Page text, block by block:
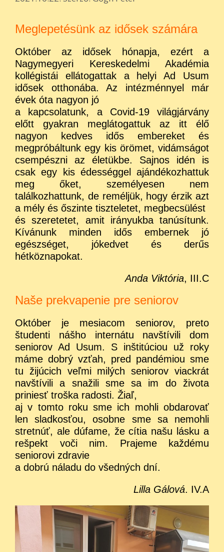
Meglepetésünk az idősek számára
Október az idősek hónapja, ezért a
Nagymegyeri Kereskedelmi Akadémia
kollégistái ellátogattak a helyi Ad Usum
idősek otthonába. Az intézménnyel már
évek óta nagyon jó
a kapcsolatunk, a Covid-19 világjárvány
előtt gyakran meglátogattuk az itt élő
nagyon kedves idős embereket és
megpróbáltunk egy kis örömet, vidámságot
csempészni az életükbe. Sajnos idén is
csak egy kis édességgel ajándékozhattuk
meg őket, személyesen nem
találkozhattunk, de reméljük, hogy érzik azt
a mély és őszinte tiszteletet, megbecsülést
és szeretetet, amit irányukba tanúsítunk.
Kívánunk minden idős embernek jó
egészséget, jókedvet és derűs
hétköznapokat.
Anda Viktória, III.C
Naše prekvapenie pre seniorov
Október je mesiacom seniorov, preto
študenti nášho internátu navštívili dom
seniorov Ad Usum. S inštitúciou už roky
máme dobrý vzťah, pred pandémiou sme
tu žijúcich veľmi milých seniorov viackrát
navštívili a snažili sme sa im do života
priniesť troška radosti. Žiaľ,
aj v tomto roku sme ich mohli obdarovať
len sladkosťou, osobne sme sa nemohli
stretnúť, ale dúfame, že cítia našu lásku a
rešpekt voči nim. Prajeme každému
seniorovi zdravie
a dobrú náladu do všedných dní.
Lilla Gálová. IV.A